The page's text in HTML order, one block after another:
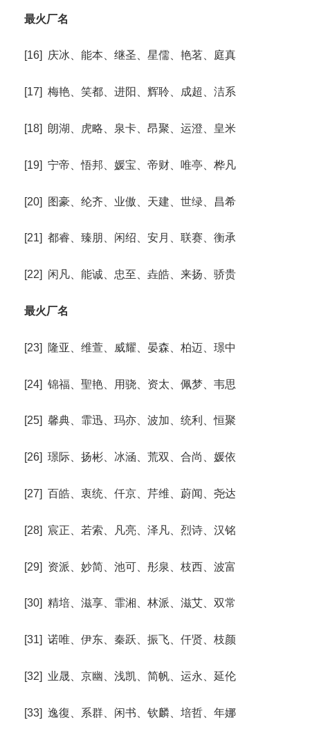
最火厂名
[16] 庆冰、能本、继圣、星儒、艳茗、庭真
[17] 梅艳、笑都、进阳、辉聆、成超、洁系
[18] 朗湖、虎略、泉卡、昂聚、运澄、皇米
[19] 宁帝、悟邦、媛宝、帝财、唯亭、桦凡
[20] 图豪、纶齐、业傲、天建、世绿、昌希
[21] 都睿、臻朋、闲绍、安月、联赛、衡承
[22] 闲凡、能诚、忠至、垚皓、来扬、骄贵
最火厂名
[23] 隆亚、维萱、威耀、晏森、柏迈、璟中
[24] 锦福、聖艳、用骁、资太、佩梦、韦思
[25] 馨典、霏迅、玛亦、波加、统利、恒聚
[26] 璟际、扬彬、冰涵、荒双、合尚、媛依
[27] 百皓、衷统、仟京、芹维、蔚闻、尧达
[28] 宸正、若索、凡亮、泽凡、烈诗、汉铭
[29] 资派、妙简、池可、彤泉、枝西、波富
[30] 精培、滋享、霏湘、林派、滋艾、双常
[31] 诺唯、伊东、秦跃、振飞、仟贤、枝颜
[32] 业晟、京幽、浅凯、简帆、运永、延伦
[33] 逸復、系群、闲书、钦麟、培哲、年娜